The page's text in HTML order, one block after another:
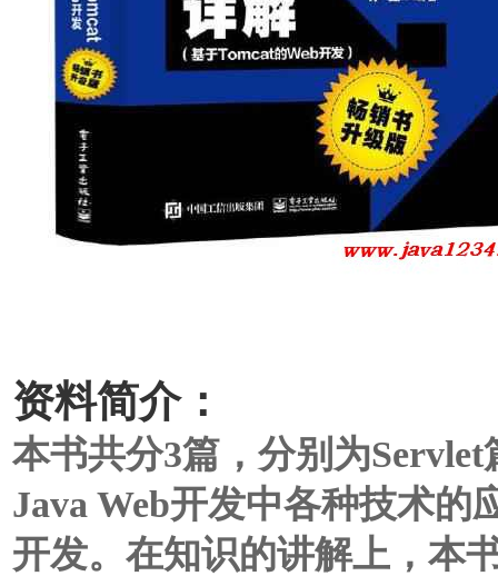
资料简介：
本书共分3篇，分别为
Java Web开发中各种技术的
开发。在知识的讲解上，本